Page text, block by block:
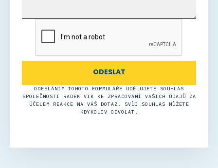
ODESLÁNÍM TOHOTO FORMULÁŘE UDĚLUJETE SOUHLAS
SPOLEČNOSTI RADEK VIK KE ZPRACOVÁNÍ VAŠICH ÚDAJŮ ZA
ÚČELEM REAKCE NA VÁŠ DOTAZ. SVŮJ SOUHLAS MŮŽETE
KDYKOLIV ODVOLAT.